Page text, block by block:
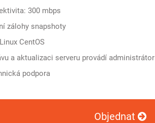
300 mbps
zálohy snapshoty
CentOS
a aktualizaci serveru provádí administrátor
podpora
Objednat